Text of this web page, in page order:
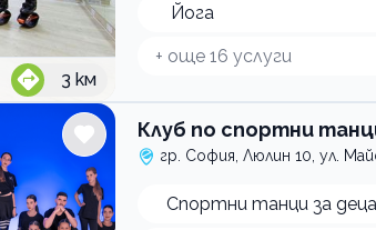
3 км
Йога
+ още 16 услуги
Тийм
Клуб по спортни
гр. София, Люлин 10, ул.
Спортни танци за